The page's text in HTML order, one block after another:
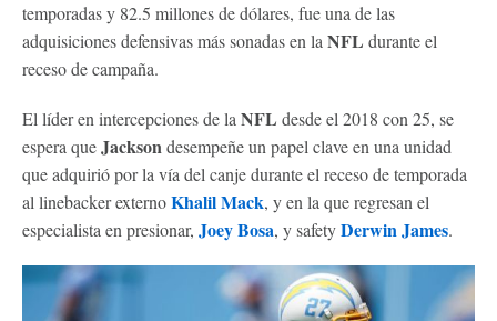
temporadas y 82.5 millones de dólares, fue una de las
adquisiciones defensivas más sonadas en la NFL durante el
receso de campaña.
El líder en intercepciones de la NFL desde el 2018 con 25, se
espera queJacksondesempeñe un papel clave en una unidad
que adquirió por la vía del canje durante el receso de temporada
al linebacker externoKhalil Mack, y en la que regresan el
especialista en presionar, Joey Bosa, y safetyDerwin James.